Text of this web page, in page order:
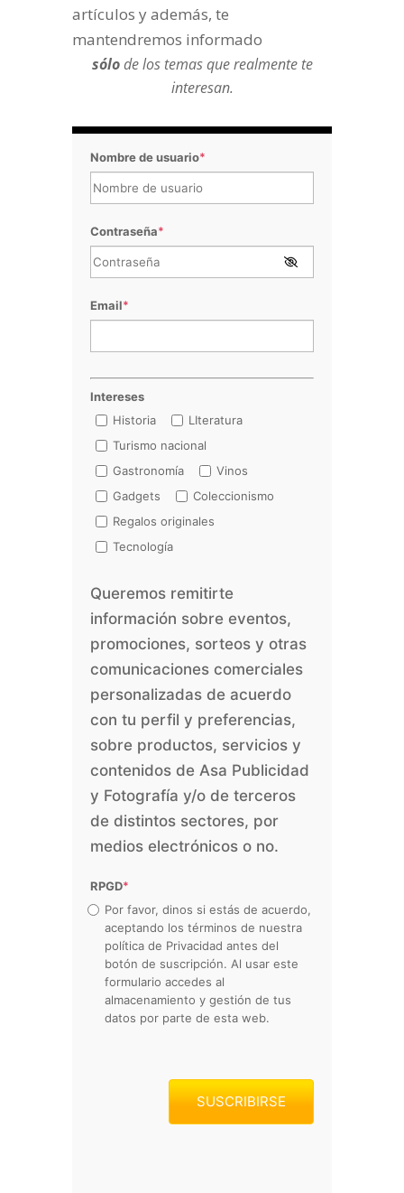
artículos y además, te
mantendremos informado
sólode los temas que realmente te
interesan.
Nombre de usuario*
Contraseña*
Email*
Intereses
Historia
LIteratura
Turismo nacional
Gastronomía
Vinos
Gadgets
Coleccionismo
Regalos originales
Tecnología
Queremos remitirte
información sobre eventos,
promociones, sorteos y otras
comunicaciones comerciales
personalizadas de acuerdo
con tu perfil y preferencias,
sobre productos, servicios y
contenidos de Asa Publicidad
y Fotografía y/o de terceros
de distintos sectores, por
medios electrónicos o no.
RPGD*
Por favor, dinos si estás de acuerdo,
aceptando los términos de nuestra
política de Privacidad antes del
botón de suscripción. Al usar este
formulario accedes al
almacenamiento y gestión de tus
datos por parte de esta web.